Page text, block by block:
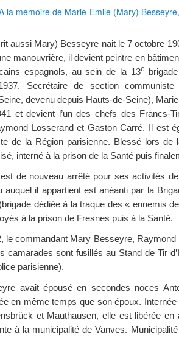
aussi Mary) Besseyre nait le 7 octobre
manouvrière, il devient peintre en
espagnols, au sein de la 13e
Secrétaire de section
devenu depuis Hauts-de-Seine),
et devient l’un des chefs des Francs-
Losserand et Gaston Carré. Il est
de la Région parisienne. Blessé lors de
interné à la prison de la Santé puis
de nouveau arrêté pour ses activités
auquel il appartient est anéanti par la
dédiée à la traque des « ennemis
à la prison de Fresnes puis à la Santé.
le commandant Mary Besseyre,
camarades sont fusillés au Stand de Tir
parisienne).
avait épousé en secondes noces
en même temps que son époux.
et Mauthausen, elle est libérée en
à la municipalité de Vanves.